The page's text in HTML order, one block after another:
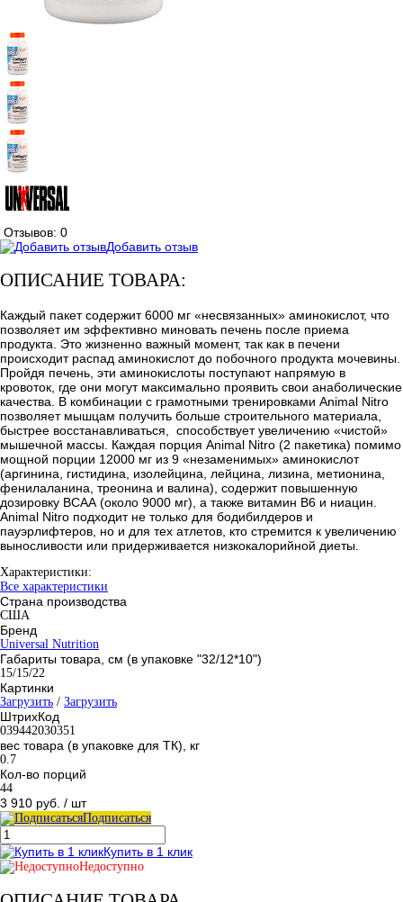
Отзывов: 0
Добавить отзыв
ОПИСАНИЕ ТОВАРА:
Каждый пакет содержит 6000 мг «несвязанных» аминокислот, что
позволяет им эффективно миновать печень после приема
продукта. Это жизненно важный момент, так как в печени
происходит распад аминокислот до побочного продукта мочевины.
Пройдя печень, эти аминокислоты поступают напрямую в
кровоток, где они могут максимально проявить свои анаболические
качества. В комбинации с грамотными тренировками Animal Nitro
позволяет мышцам получить больше строительного материала,
быстрее восстанавливаться, способствует увеличению «чистой»
мышечной массы. Каждая порция Animal Nitro (2 пакетика) помимо
мощной порции 12000 мг из 9 «незаменимых» аминокислот
(аргинина, гистидина, изолейцина, лейцина, лизина, метионина,
фенилаланина, треонина и валина), содержит повышенную
дозировку ВСАА (около 9000 мг), а также витамин В6 и ниацин.
Animal Nitro подходит не только для бодибилдеров и
пауэрлифтеров, но и для тех атлетов, кто стремится к увеличению
выносливости или придерживается низкокалорийной диеты.
Характеристики:
Все характеристики
Страна производства
США
Бренд
Universal Nutrition
Габариты товара, см (в упаковке "32/12*10")
15/15/22
Картинки
Загрузить / Загрузить
ШтрихКод
039442030351
вес товара (в упаковке для ТК), кг
0.7
Кол-во порций
44
3 910 руб. / шт
Подписаться
Купить в 1 клик
Недоступно